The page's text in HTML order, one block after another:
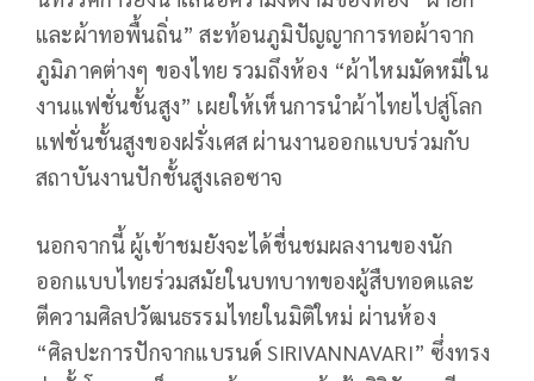
และผ้าทอพื้นถิ่น” สะท้อนภูมิปัญญาการทอผ้าจาก
ภูมิภาคต่างๆ ของไทย รวมถึงห้อง “ผ้าไหมมัดหมี่ใน
งานแฟชั่นชั้นสูง” เผยให้เห็นการนำผ้าไทยไปสู่โลก
แฟชั่นชั้นสูงของฝรั่งเศส ผ่านงานออกแบบร่วมกับ
สถาบันงานปักชั้นสูงเลอซาจ
นอกจากนี้ ผู้เข้าชมยังจะได้ชื่นชมผลงานของนัก
ออกแบบไทยร่วมสมัยในบทบาทของผู้สืบทอดและ
ตีความศิลปวัฒนธรรมไทยในมิติใหม่ ผ่านห้อง
“ศิลปะการปักจากแบรนด์ SIRIVANNAVARI” ซึ่งทรง